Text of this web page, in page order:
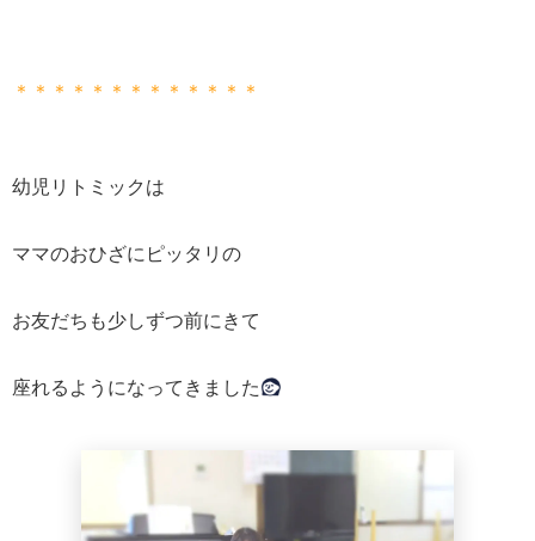
＊＊＊＊＊＊＊＊＊＊＊＊＊
幼児リトミックは
ママのおひざにピッタリの
お友だちも少しずつ前にきて
座れるようになってきました